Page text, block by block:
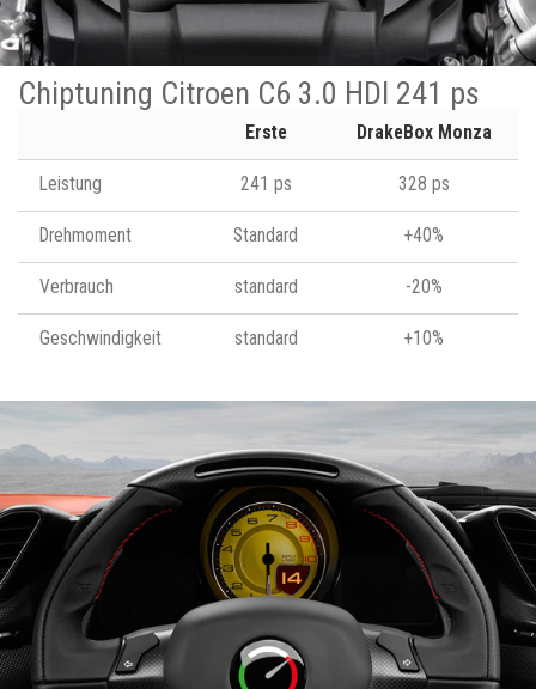
Chiptuning Citroen C6 3.0 HDI 241 ps
Erste DrakeBox Monza
Leistung 241 ps 328 ps
Drehmoment Standard +40%
Verbrauch standard -20%
Geschwindigkeit standard +10%